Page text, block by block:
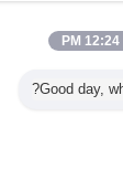
12:24 PM
Good day,